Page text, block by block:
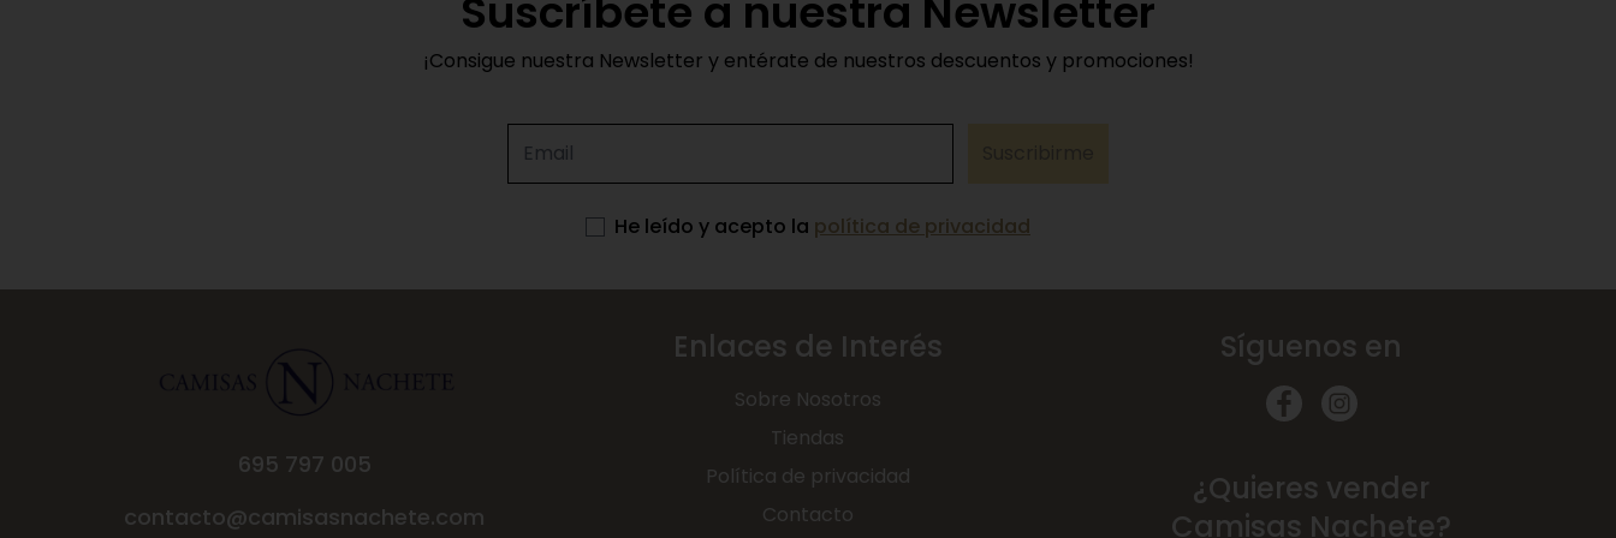
Suscríbete a nuestra Newsletter
¡Consigue nuestra Newsletter y entérate de nuestros descuentos y promociones!
He leído y acepto la política de privacidad
695 797 005
contacto@camisasnachete.com
Enlaces de Interés
Sobre Nosotros
Tiendas
Política de privacidad
Contacto
Síguenos en
¿Quieres vender
Camisas Nachete?